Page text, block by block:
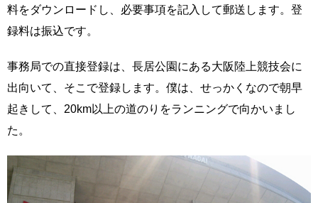
料をダウンロードし、必要事項を記入して郵送します。登
録料は振込です。
事務局での直接登録は、長居公園にある大阪陸上競技会に
出向いて、そこで登録します。僕は、せっかくなので朝早
起きして、20km以上の道のりをランニングで向かいまし
た。